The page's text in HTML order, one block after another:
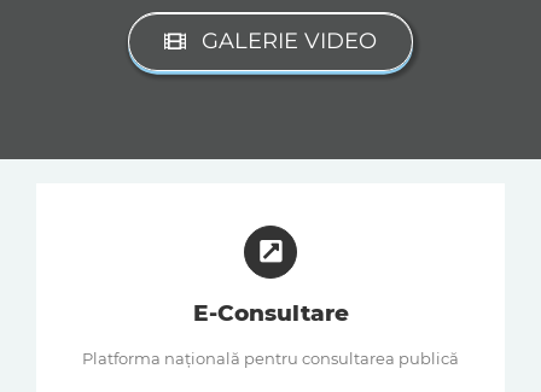
GALERIE VIDEO
E-Consultare
Platforma națională pentru consultarea publică